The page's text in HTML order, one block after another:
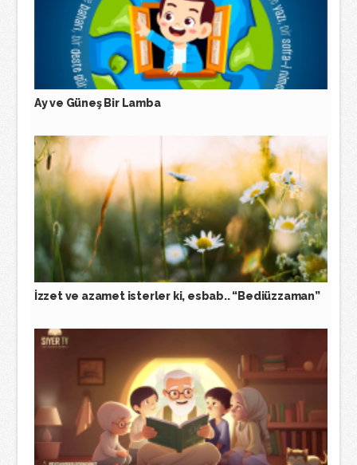
Ay ve Güneş Bir Lamba
İzzet ve azamet isterler ki, esbab.. “Bediüzzaman”